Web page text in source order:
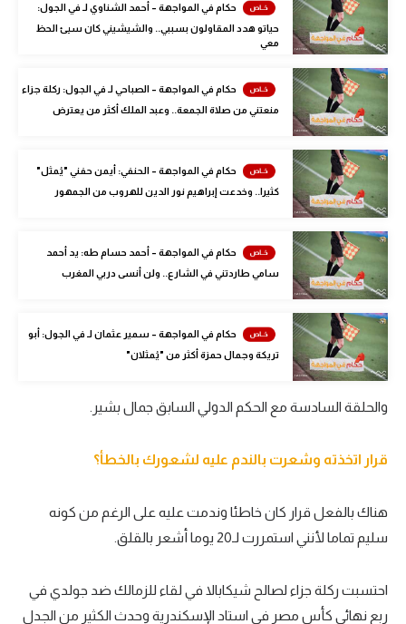
رياضات أخرى
أمم إفريقيا
كرة السلة الأمريكية
كرة سلة
كرة يد
كرة طائرة
في المونديال
رياضة نسائية
آسيا
أمريكا
ركن الألعاب
أقسام خاصة
ميركاتو
تقرير في الجول
حكام في المواجهة – أحمد الشناوي لـ في الجول:
حياتو هدد المقاولون بسببي.. والشيشيني كان سيئ الحظ
معي
حكام في المواجهة – الصباحي لـ في الجول: ركلة جزاء
منعتني من صلاة الجمعة.. وعبد الملك أكثر من يعترض
حكام في المواجهة – الحنفي: أيمن حفني "يُمثل"
كثيرا.. وخدعت إبراهيم نور الدين للهروب من الجمهور
حكام في المواجهة – أحمد حسام طه: يد أحمد
سامي طاردتني في الشارع.. ولن أنسى دربي المغرب
حكام في المواجهة – سمير عثمان لـ في الجول: أبو
تريكة وجمال حمزة أكثر من "يُمثلان"
والحلقة السادسة مع الحكم الدولي السابق جمال بشير.
قرار اتخذته وشعرت بالندم عليه لشعورك بالخطأ؟
هناك بالفعل قرار كان خاطئا وندمت عليه على الرغم من كونه
سليم تماما لأنني استمررت لـ20 يوما أشعر بالقلق.
احتسبت ركلة جزاء لصالح شيكابالا في لقاء للزمالك ضد جولدي في
ربع نهائي كأس مصر في استاد الإسكندرية وحدث الكثير من الجدل